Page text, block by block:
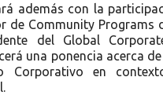
además con la
de Community Programs
del Global
una ponencia acerca
Corporativo en